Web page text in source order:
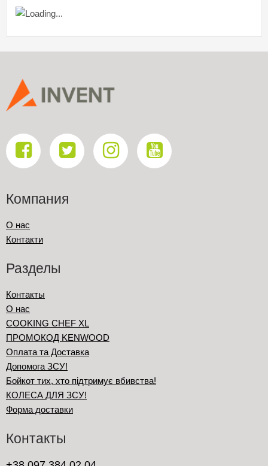
Компания
О нас
Контакти
Разделы
Контакты
О нас
COOKING CHEF XL
ПРОМОКОД KENWOOD
Оплата та Доставка
Допомога ЗСУ!
Бойкот тих, хто підтримує вбивства!
КОЛЕСА ДЛЯ ЗСУ!
Форма доставки
Контакты